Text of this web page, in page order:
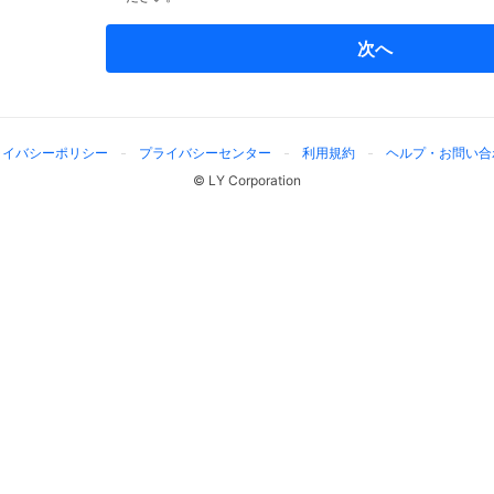
次へ
バシーポリシー プライバシーセンター 利用規約
ヘルプ・お問い
© LY Corporation